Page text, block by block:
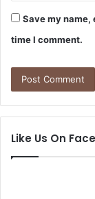
Save my name,
time I comment.
Like Us On